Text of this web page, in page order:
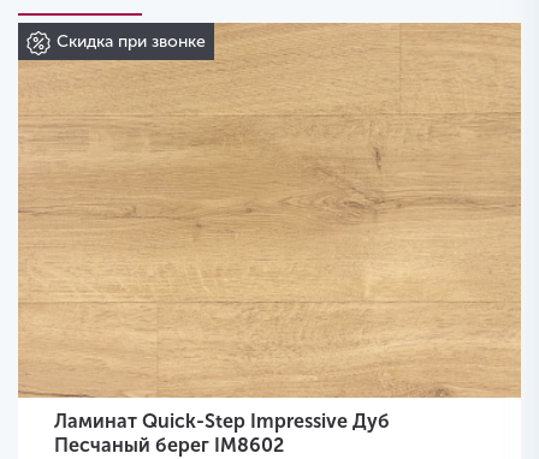
Скидка при звонке
Ламинат Quick-Step Impressive Дуб
Песчаный берег IM8602